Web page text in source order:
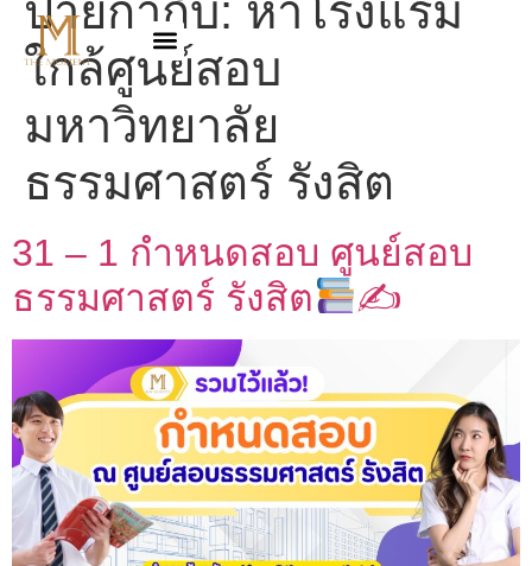
ป้ายกำกับ: หาโรงแรม
ใกล้ศูนย์สอบ
มหาวิทยาลัย
ธรรมศาสตร์ รังสิต
31 – 1 กำหนดสอบ ศูนย์สอบ
ธรรมศาสตร์ รังสิต
✍